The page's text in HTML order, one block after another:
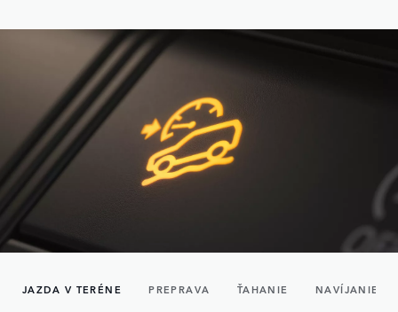
JAZDA V TERÉNE PREPRAVA ŤAHANIE NAVÍJANIE